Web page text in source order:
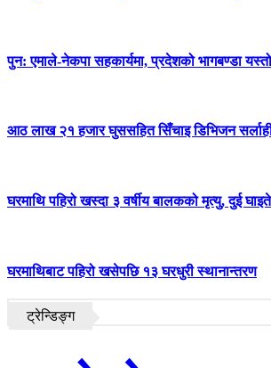
पुन: एमाले-नेकपा सहकार्यमा, प्रदेशको भागबण्डा
आठ लाख २१ हजार घुससहित सिँचाइ डिभिजन
घरमाथि पहिरो खस्दा ३ वर्षीय बालकको मृत्यु, दुई घाइते
घरमाथिबाट पहिरो खसेपछि १३ घरधुरी स्थानान्तरण
ट्रेन्डिङ्ग